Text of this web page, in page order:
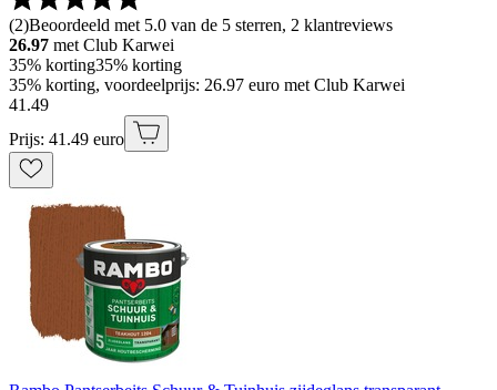
(2)Beoordeeld met 5.0 van de 5 sterren, 2 klantreviews
26.97 met Club Karwei
35% korting35% korting
35% korting, voordeelprijs: 26.97 euro met Club Karwei
41 .49
Prijs: 41.49 euro